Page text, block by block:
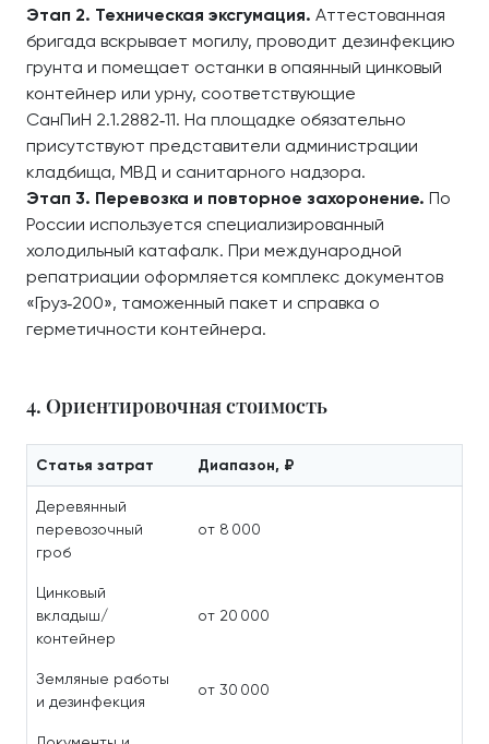
Этап 2. Техническая эксгумация. Аттестованная
бригада вскрывает могилу, проводит дезинфекцию
грунта и помещает останки в опаянный цинковый
контейнер или урну, соответствующие
СанПиН 2.1.2882‑11. На площадке обязательно
присутствуют представители администрации
кладбища, МВД и санитарного надзора.
Этап 3. Перевозка и повторное захоронение. По
России используется специализированный
холодильный катафалк. При международной
репатриации оформляется комплекс документов
«Груз‑200», таможенный пакет и справка о
герметичности контейнера.
4. Ориентировочная стоимость
Статья затрат Диапазон, ₽
Деревянный
перевозочный
гроб
от 8 000
Цинковый
вкладыш/
контейнер
от 20 000
Земляные работы
и дезинфекция
от 30 000